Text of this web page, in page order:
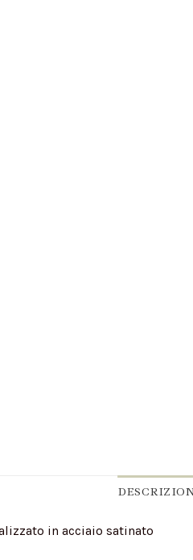
in acciaio satinato